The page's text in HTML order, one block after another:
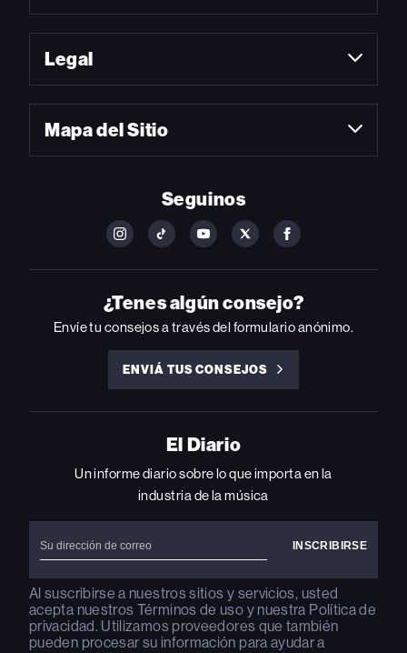
Legal
Mapa del Sitio
Seguinos
FOLLOW
ON
INSTAGRAM
FOLLOW
ON
YOUTUBE
FOLLOW
ON
YOUTUBE
FOLLOW
ON
FOLLOW
ON
FACEBOOK
¿Tenes algún consejo?
Envíe tu consejos a través del formulario anónimo.
ENVIÁ TUS CONSEJOS
ENVIÁ
TUS
CONSEJOS
El Diario
Un informe diario sobre lo que importa en la
industria de la música
Al suscribirse a nuestros sitios y servicios, usted
acepta nuestros Términos de uso y nuestra Política de
privacidad. Utilizamos proveedores que también
pueden procesar su información para ayudar a